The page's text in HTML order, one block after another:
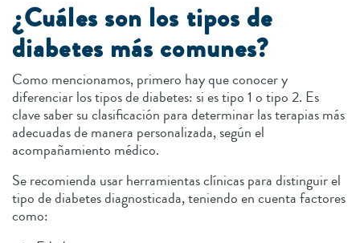
¿Cuáles son los tipos de
diabetes más comunes?
Como mencionamos, primero hay que conocer y
diferenciar los tipos de diabetes: si es tipo 1 o tipo 2. Es
clave saber su clasificación para determinar las terapias más
adecuadas de manera personalizada, según el
acompañamiento médico.
Se recomienda usar herramientas clínicas para distinguir el
tipo de diabetes diagnosticada, teniendo en cuenta factores
como: